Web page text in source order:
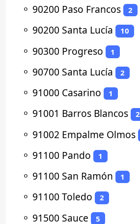
⚬ 90200 Paso Francos 2
⚬ 90200 Santa Lucía 10
⚬ 90300 Progreso 1
⚬ 90700 Santa Lucía 2
⚬ 91000 Casarino 1
⚬ 91001 Barros Blancos 2
⚬ 91002 Empalme Olmos
⚬ 91100 Pando 1
⚬ 91100 San Ramón 1
⚬ 91100 Toledo 2
⚬ 91500 Sauce 5